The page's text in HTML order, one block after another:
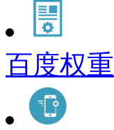
百度权重